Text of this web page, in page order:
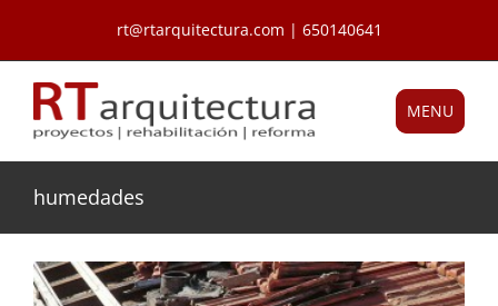
contenido
rt@rtarquitectura.com | 650140641
MENU
humedades